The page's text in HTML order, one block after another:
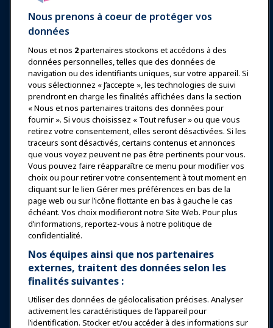
Se connecter Rejoindre maintenant
Récompenses Carrières
Contact
Expositions et Événements
Nouvelles & Funworld
Éducation
Sécurité & Protection
Plaidoyer
Recherche & Rapports
À propos de IAAPA
Nous prenons à coeur de protéger vos
données
Nous et nos 2partenaires stockons et accédons à des
données personnelles, telles que des données de
navigation ou des identifiants uniques, sur votre appareil. Si
vous sélectionnez « J’accepte », les technologies de suivi
prendront en charge les finalités affichées dans la section
« Nous et nos partenaires traitons des données pour
fournir ». Si vous choisissez « Tout refuser » ou que vous
retirez votre consentement, elles seront désactivées. Si les
traceurs sont désactivés, certains contenus et annonces
que vous voyez peuvent ne pas être pertinents pour vous.
Vous pouvez faire réapparaître ce menu pour modifier vos
choix ou pour retirer votre consentement à tout moment en
cliquant sur le lien Gérer mes préférences en bas de la
page web ou sur l’icône flottante en bas à gauche le cas
échéant. Vos choix modifieront notre Site Web. Pour plus
d’informations, reportez-vous à notre politique de
confidentialité.
Nos équipes ainsi que nos partenaires
externes, traitent des données selon les
finalités suivantes :
Utiliser des données de géolocalisation précises. Analyser
activement les caractéristiques de l’appareil pour
l’identification. Stocker et/ou accéder à des informations sur